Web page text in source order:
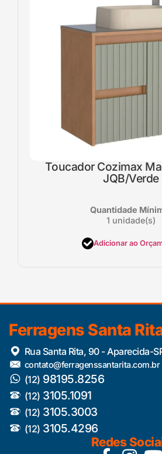
Toucador Cozimax
JQB/Verde
Quantidade
1 unidade(s)
Adicionar ao
Ferragens Santa
Rua Santa Rita, 90 - Aparecida-
contato@ferragenssantarita.com.br
(12) 98195.8256
(12) 3105.1091
(12) 3105.3003
(12) 3105.4296
Redes